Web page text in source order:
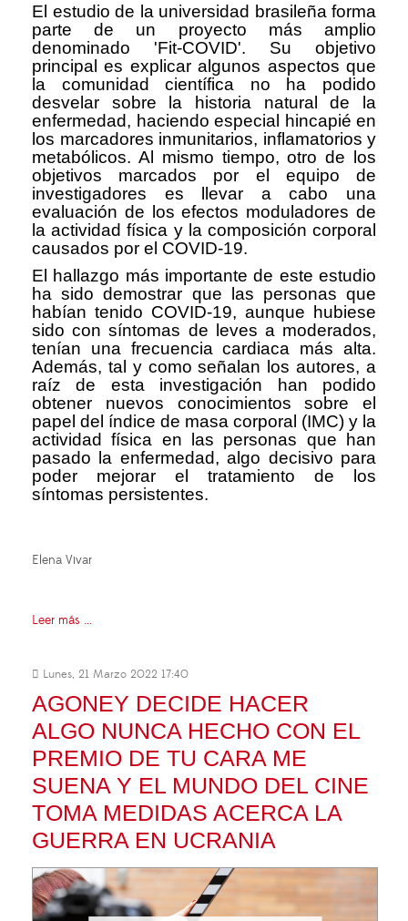
El estudio de la universidad brasileña forma
parte de un proyecto más amplio
denominado 'Fit-COVID'. Su objetivo
principal es explicar algunos aspectos que
la comunidad científica no ha podido
desvelar sobre la historia natural de la
enfermedad, haciendo especial hincapié en
los marcadores inmunitarios, inflamatorios y
metabólicos. Al mismo tiempo, otro de los
objetivos marcados por el equipo de
investigadores es llevar a cabo una
evaluación de los efectos moduladores de
la actividad física y la composición corporal
causados por el COVID-19.
El hallazgo más importante de este estudio
ha sido demostrar que las personas que
habían tenido COVID-19, aunque hubiese
sido con síntomas de leves a moderados,
tenían una frecuencia cardiaca más alta.
Además, tal y como señalan los autores, a
raíz de esta investigación han podido
obtener nuevos conocimientos sobre el
papel del índice de masa corporal (IMC) y la
actividad física en las personas que han
pasado la enfermedad, algo decisivo para
poder mejorar el tratamiento de los
síntomas persistentes.
Elena Vivar
Leer más ...
Lunes, 21 Marzo 2022 17:40
AGONEY DECIDE HACER
ALGO NUNCA HECHO CON EL
PREMIO DE TU CARA ME
SUENA Y EL MUNDO DEL CINE
TOMA MEDIDAS ACERCA LA
GUERRA EN UCRANIA